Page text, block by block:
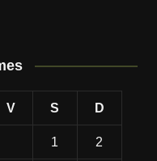
V S D
1 2